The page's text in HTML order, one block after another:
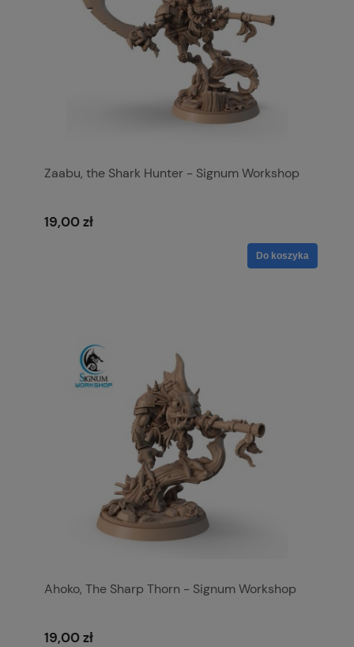
Zaabu, the Shark Hunter - Signum Workshop
19,00 zł
Do koszyka
Ahoko, The Sharp Thorn - Signum Workshop
19,00 zł